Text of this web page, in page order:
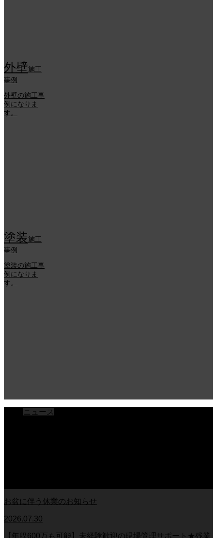
外壁施工
事例
外壁の施工事
例になりま
す。
塗装施工
事例
塗装の施工事
例になりま
す。
ニュース
お盆に伴う休業のお知らせ
2026.07.30
【年収600万も可能】未経験歓迎の現場管理サポート★残業